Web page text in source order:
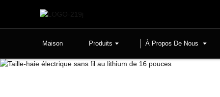
Maison Produits À Propos De Nous